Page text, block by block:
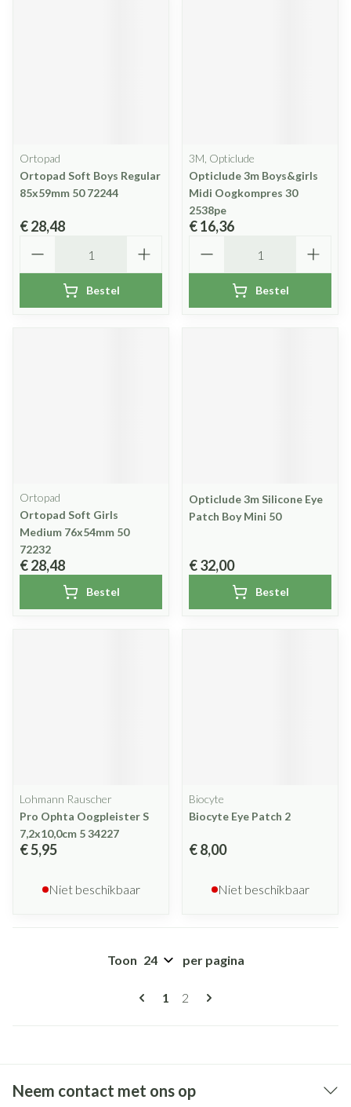
Ortopad
Ortopad Soft Boys Regular
85x59mm 50 72244
€ 28,48
Bestel
3M, Opticlude
Opticlude 3m Boys&girls
Midi Oogkompres 30
2538pe
€ 16,36
Bestel
Ortopad
Ortopad Soft Girls
Medium 76x54mm 50
72232
€ 28,48
Bestel
Opticlude 3m Silicone Eye
Patch Boy Mini 50
€ 32,00
Bestel
Lohmann Rauscher
Pro Ophta Oogpleister S
7,2x10,0cm 5 34227
€ 5,95
Niet beschikbaar
Biocyte
Biocyte Eye Patch 2
€ 8,00
Niet beschikbaar
Pagina's
U lees momenteel pagina
1 Pagina
2
Toon per pagina
Neem contact met ons op